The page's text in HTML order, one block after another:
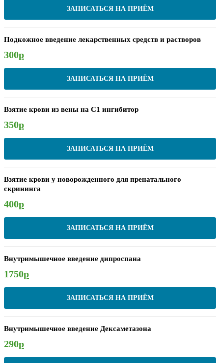
ЗАПИСАТЬСЯ НА ПРИЁМ
Подкожное введение лекарственных средств и растворов
300р
ЗАПИСАТЬСЯ НА ПРИЁМ
Взятие крови из вены на С1 ингибитор
350р
ЗАПИСАТЬСЯ НА ПРИЁМ
Взятие крови у новорожденного для пренатального
скрининга
400р
ЗАПИСАТЬСЯ НА ПРИЁМ
Внутримышечное введение дипроспана
1750р
ЗАПИСАТЬСЯ НА ПРИЁМ
Внутримышечное введение Дексаметазона
290р